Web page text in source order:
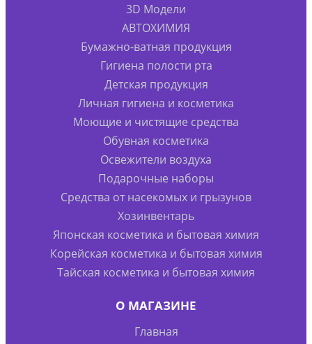
3D Модели
АВТОХИМИЯ
Бумажно-ватная продукция
Гигиена полости рта
Детская продукция
Личная гигиена и косметика
Моющие и чистящие средства
Обувная косметика
Освежители воздуха
Подарочные наборы
Средства от насекомых и грызунов
Хозинвентарь
Японская косметика и бытовая химия
Корейская косметика и бытовая химия
Тайская косметика и бытовая химия
О МАГАЗИНЕ
Главная